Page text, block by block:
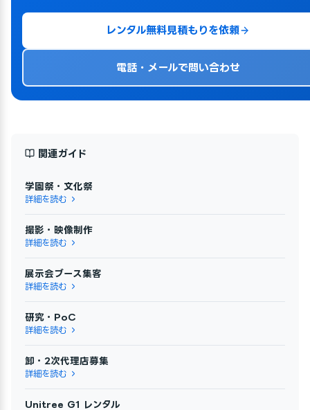
レンタル無料見積もりを依頼
電話・メールで問い合わせ
関連ガイド
学園祭・文化祭
詳細を読む
撮影・映像制作
詳細を読む
展示会ブース集客
詳細を読む
研究・PoC
詳細を読む
卸・2次代理店募集
詳細を読む
Unitree G1 レンタル